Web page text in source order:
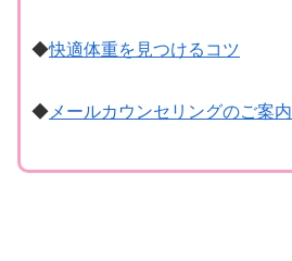
◆快適体重を見つけるコツ
◆ メールカウンセリングのご案内